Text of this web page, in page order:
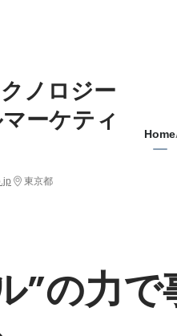
ノロジー
ーケティ
東京都
Home
”の力で